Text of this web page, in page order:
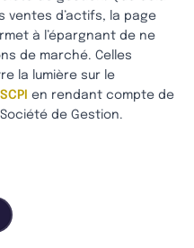
ventes d’actifs, la page
à l’épargnant de ne
de marché. Celles
la lumière sur le
en rendant compte de
de Gestion.